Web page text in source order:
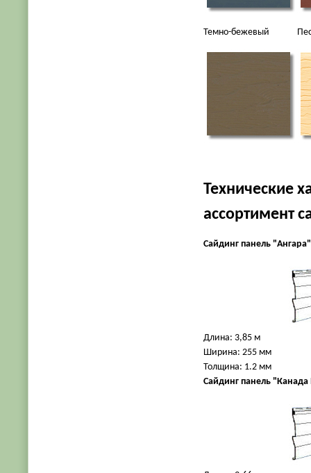
Темно-бежевый
Технические
ассортимент
Сайдинг панель "Ангара"
Длина: 3,85 м
Ширина: 255 мм
Толщина: 1.2 мм
Сайдинг панель